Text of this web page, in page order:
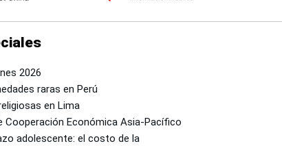
2026
raras en Perú
en Lima
Cooperación Económica Asia-Pacífico
adolescente: el costo de la